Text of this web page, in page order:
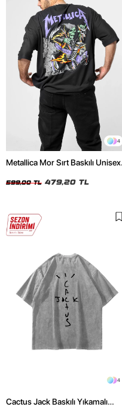
4
Metallica Mor Sırt Baskılı Unisex
599,00 TL 479,20 TL
4
Cactus Jack Baskılı Yıkamalı